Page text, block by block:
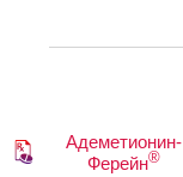
Адеметионин-
Ферейн®